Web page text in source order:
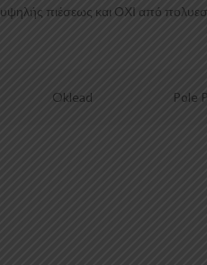
υψηλής πιέσεως και ΟΧΙ από
Oklead Pole